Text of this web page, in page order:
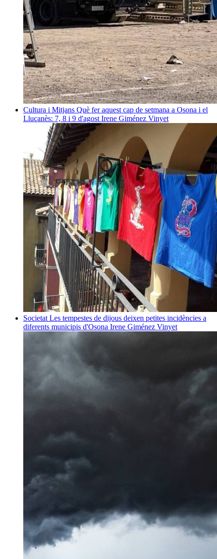
Cultura i Mitjans Què fer aquest cap de setmana a Osona i el
Lluçanès: 7, 8 i 9 d'agost Irene Giménez Vinyet
Societat Les tempestes de dijous deixen petites incidències a
diferents municipis d'Osona Irene Giménez Vinyet